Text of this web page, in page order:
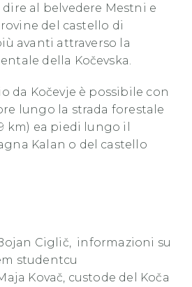
al belvedere Mestni e
del castello di
avanti attraverso la
della Kočevska.
da Kočevje è possibile con
lungo la strada forestale
km) ea piedi lungo il
Kalan o del castello
Ciglič,
informazioni su
studentcu
Kovač, custode del Koča